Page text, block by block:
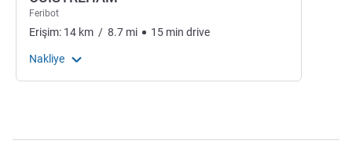
Feribot
Erişim: 14 km / 8.7 mi 15 min drive
Nakliye